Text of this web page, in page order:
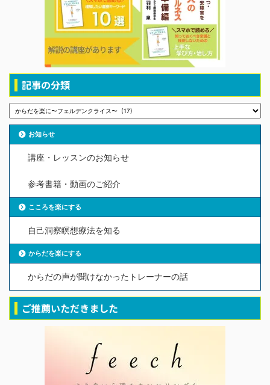
記事の分類
お知らせ
講座・レッスンのお知らせ
参考書籍・動画のご紹介
こころを楽にする
自己洞察瞑想療法を知る
からだを楽にする
からだの声が聞けなかったトレーナーの話
ご推薦いただきました